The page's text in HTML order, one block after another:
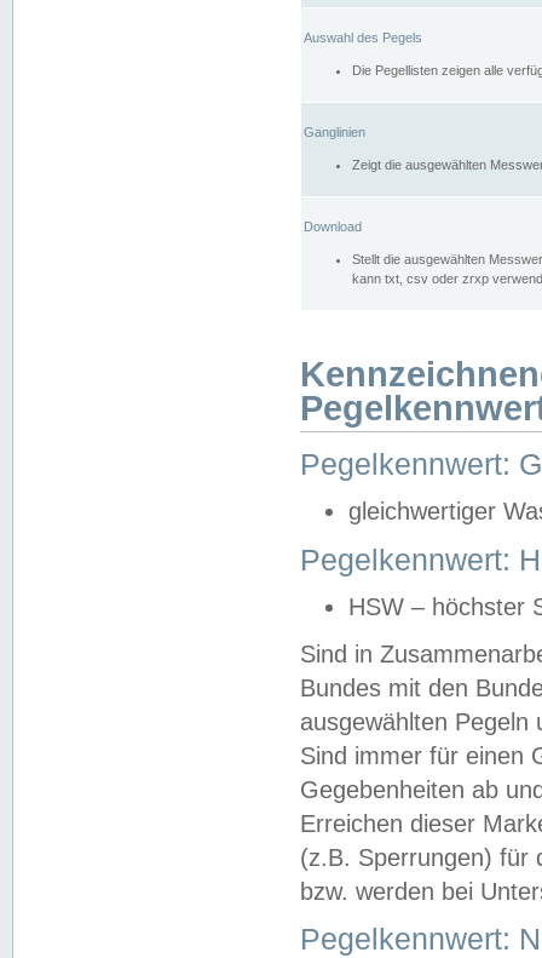
Auswahl des Pegels
Die Pegellisten zeigen alle
Ganglinien
Zeigt die ausgewählten
Download
Stellt die ausgewählten
kann txt, csv oder zrxp
Pegelkennwert:
gleichwertiger
Pegelkennwert:
HSW – höchster
Sind in
Bundes mit den
ausgewählten
Sind immer für einen
Gegebenheiten ab
Erreichen dieser
(z.B. Sperrungen) für
bzw. werden bei
Pegelkennwert: